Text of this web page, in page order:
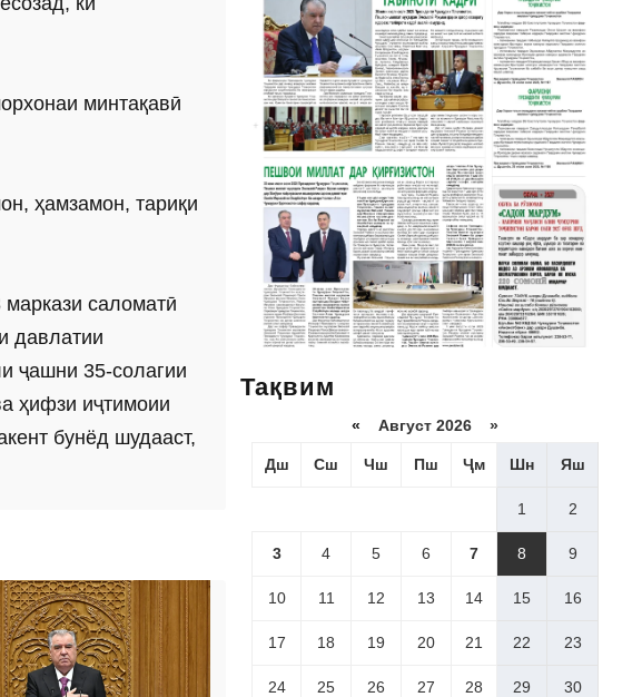
минтақавӣ
ҳамзамон, тариқи
саломатӣ
давлатии
ҷашни 35-солагии
ҳифзи иҷтимоии
бунёд шудааст,
Тақвим
« Август 2026 »
Дш Сш Чш Пш Ҷм Шн Яш
1 2
3 4 5 6 7 8 9
10 11 12 13 14 15 16
17 18 19 20 21 22 23
24 25 26 27 28 29 30